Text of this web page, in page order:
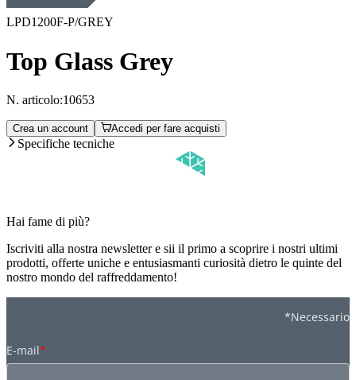
LPD1200F-P/GREY
Top Glass Grey
N. articolo:10653
Crea un account Accedi per fare acquisti
Specifiche tecniche
Hai fame di più?
Iscriviti alla nostra newsletter e sii il primo a scoprire i nostri ultimi
prodotti, offerte uniche e entusiasmanti curiosità dietro le quinte del
nostro mondo del raffreddamento!
*Necessario
E-mail*